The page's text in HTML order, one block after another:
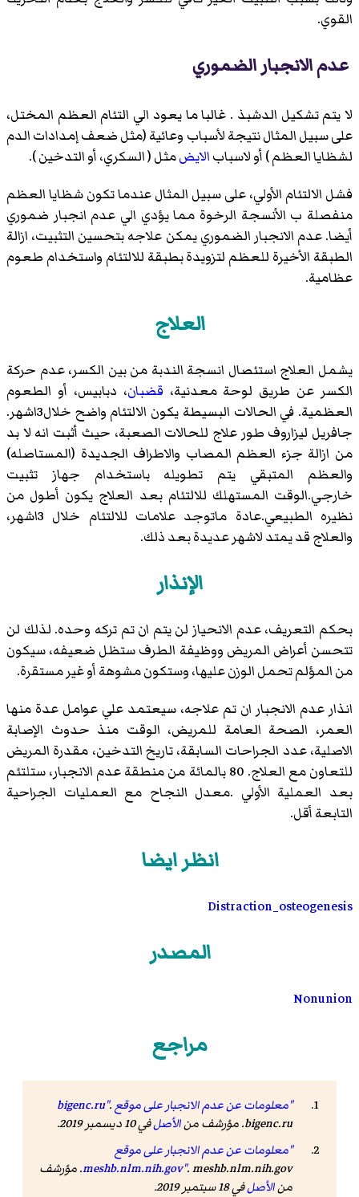
القوي.
عدم الانجبار الضموري
لا يتم تشكيل الدشبذ . غالبا ما يعود الي التئام العظم المختل،
على سبيل المثال نتيجة لأسباب وعائية (مثل ضعف إمدادات الدم
لشظايا العظم ) أو لاسبابالايضمثل ( السكري، أو التدخين ).
فشل الالتئام الأولي، على سبيل المثال عندما تكون شظايا العظم
منفصلة ب الأنسجة الرخوة مما يؤدي الي عدم انجبار ضموري
أيضا. عدم الانجبار الضموري يمكن علاجه بتحسين التثبيت، ازالة
الطبقة الأخيرة للعظم لتزويدة بطبقة للالتئام واستخدام طعوم
عظامية.
العلاج
يشمل العلاج استئصال انسجة الندبة من بين الكسر، عدم حركة
الكسر عن طريق لوحة معدنية، قضبان، دبابيس، أو الطعوم
العظمية. في الحالات البسيطة يكون الالتئام واضح خلال3اشهر.
جافريل ليزاروف طور علاج للحالات الصعبة، حيث أثبت انه لا بد
من ازالة جزء العظم المصاب والاطراف الجديدة (المستاصله)
والعظم المتبقي يتم تطويله باستخدام جهاز تثبيت
خارجي.الوقت المستهلك للالتئام بعد العلاج يكون أطول من
نظيره الطبيعي.عادة ماتوجد علامات للالتئام خلال 3اشهر،
والعلاج قد يمتد لاشهر عديدة بعد ذلك.
الإنذار
بحكم التعريف، عدم الانحياز لن يتم ان تم تركه وحده. لذلك لن
تتحسن أعراض المريض ووظيفة الطرف ستظل ضعيفه، سيكون
من المؤلم تحمل الوزن عليها، وستكون مشوهة أو غير مستقرة.
انذار عدم الانجبار ان تم علاجه، سيعتمد علي عوامل عدة منها
العمر، الصحة العامة للمريض، الوقت منذ حدوث الإصابة
الاصلية، عدد الجراحات السابقة، تاريخ التدخين، مقدرة المريض
للتعاون مع العلاج. 80 بالمائة من منطقة عدم الانجبار، ستلتئم
بعد العملية الأولي .معدل النجاح مع العمليات الجراحية
التابعة أقل.
انظر ايضا
Distraction_osteogenesis
المصدر
Nonunion
مراجع
"معلومات عن عدم الانجبار على موقع bigenc.ru".
bigenc.ru. مؤرشف من
الأصلفي 10 ديسمبر 2019.
"معلومات عن عدم الانجبار على موقع
meshb.nlm.nih.gov". meshb.nlm.nih.gov. مؤرشف
منالأصلفي 18 سبتمبر 2019.